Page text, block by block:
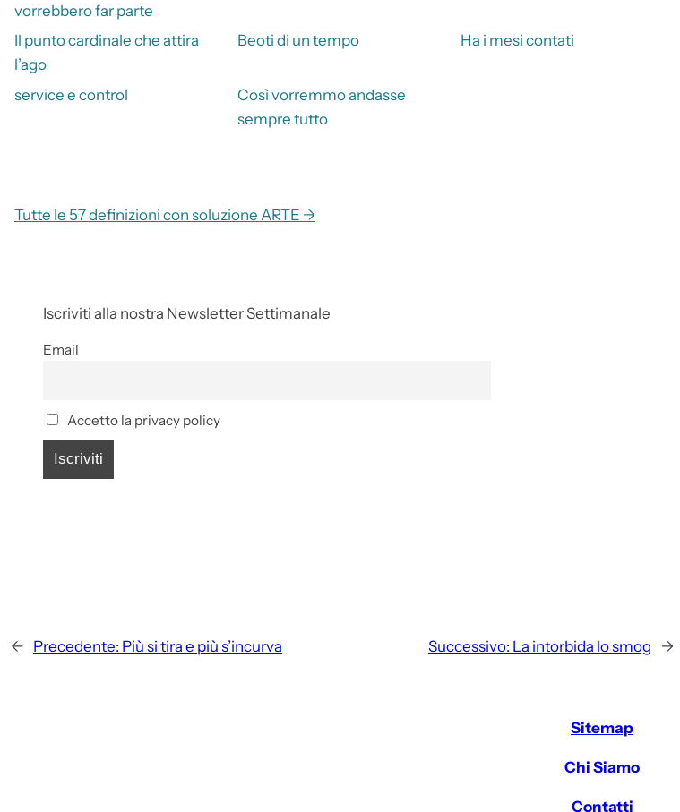
vorrebbero far parte
Il punto cardinale che attira
l’ago
Beoti di un tempo Ha i mesi contati
service e control
Così vorremmo andasse
sempre tutto
Tutte le 57 definizioni con soluzione ARTE →
Iscriviti alla nostra Newsletter Settimanale
Email
Accetto la privacy policy
← Precedente: Più si tira e più s’incurva Successivo: La intorbida lo smog →
Sitemap
Chi Siamo
Contatti